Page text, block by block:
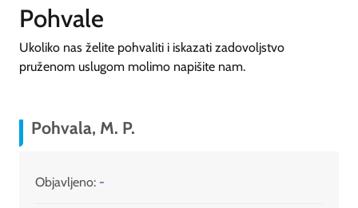
Pohvale
Ukoliko nas želite pohvaliti i iskazati zadovoljstvo
pruženom uslugom molimo napišite nam.
Pohvala, M. P.
Objavljeno: -